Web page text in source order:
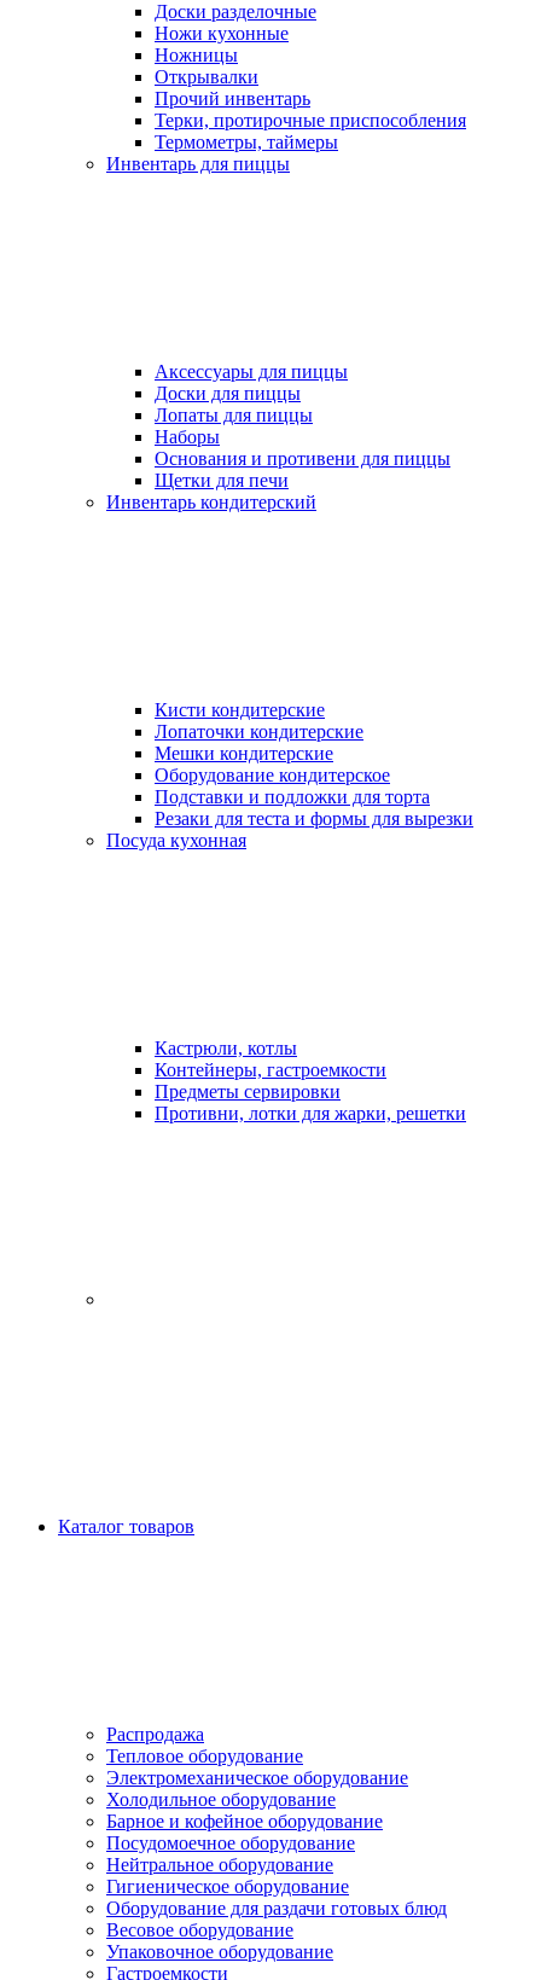
Доски разделочные
Ножи кухонные
Ножницы
Открывалки
Прочий инвентарь
Терки, протирочные приспособления
Термометры, таймеры
Инвентарь для пиццы
Аксессуары для пиццы
Доски для пиццы
Лопаты для пиццы
Наборы
Основания и противени для пиццы
Щетки для печи
Инвентарь кондитерский
Кисти кондитерские
Лопаточки кондитерские
Мешки кондитерские
Оборудование кондитерское
Подставки и подложки для торта
Резаки для теста и формы для вырезки
Посуда кухонная
Кастрюли, котлы
Контейнеры, гастроемкости
Предметы сервировки
Противни, лотки для жарки, решетки
Каталог товаров
Распродажа
Тепловое оборудование
Электромеханическое оборудование
Холодильное оборудование
Барное и кофейное оборудование
Посудомоечное оборудование
Нейтральное оборудование
Гигиеническое оборудование
Оборудование для раздачи готовых блюд
Весовое оборудование
Упаковочное оборудование
Гастроемкости